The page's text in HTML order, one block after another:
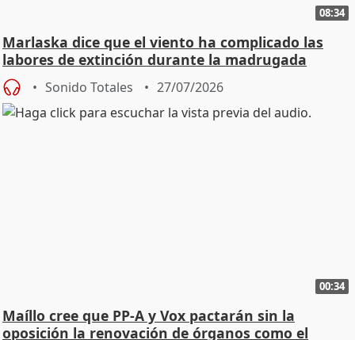
08:34
Marlaska dice que el viento ha complicado las
labores de extinción durante la madrugada
Sonido Totales 27/07/2026
00:34
Maíllo cree que PP-A y Vox pactarán sin la
oposición la renovación de órganos como el